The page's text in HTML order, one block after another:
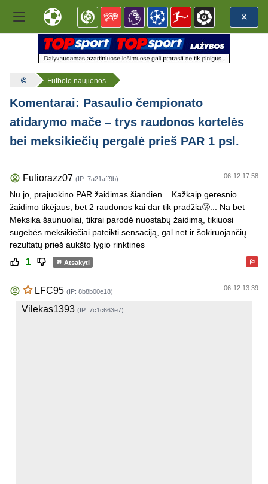
Futbolo naujienos
Komentarai: Pasaulio čempionato
atidarymo mače – trys raudonos kortelės
bei meksikiečių pergalė prieš PAR 1 psl.
Fuliorazz07 (IP: 7a21aff9b) 06-12 17:58
Nu jo, prajuokino PAR žaidimas šiandien... Kažkaip geresnio
žaidimo tikėjaus, bet 2 raudonos kai dar tik pradžia🫢... Na bet
Meksika šaunuoliai, tikrai parodė nuostabų žaidimą, tikiuosi
sugebės meksikiečiai pateikti sensaciją, gal net ir šokiruojančių
rezultatų prieš aukšto lygio rinktines
1 Atsakyti
LFC95 (IP: 8b8b00e18) 06-12 13:39
Vilekas1393 (IP: 7c1c663e7)